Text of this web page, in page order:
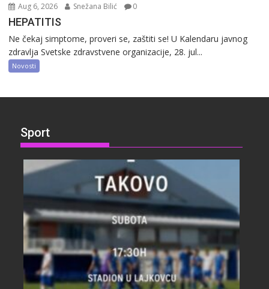
Aug 6, 2026 Snežana Bilić 0
HEPATITIS
Ne čekaj simptome, proveri se, zaštiti se! U Kalendaru javnog
zdravlja Svetske zdravstvene organizacije, 28. jul...
Novosti
Sport